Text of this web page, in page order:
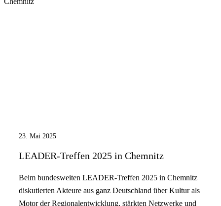
23. Mai 2025
LEADER-Treffen 2025 in Chemnitz
Beim bundesweiten LEADER-Treffen 2025 in Chemnitz
diskutierten Akteure aus ganz Deutschland über Kultur als
Motor der Regionalentwicklung, stärkten Netzwerke und